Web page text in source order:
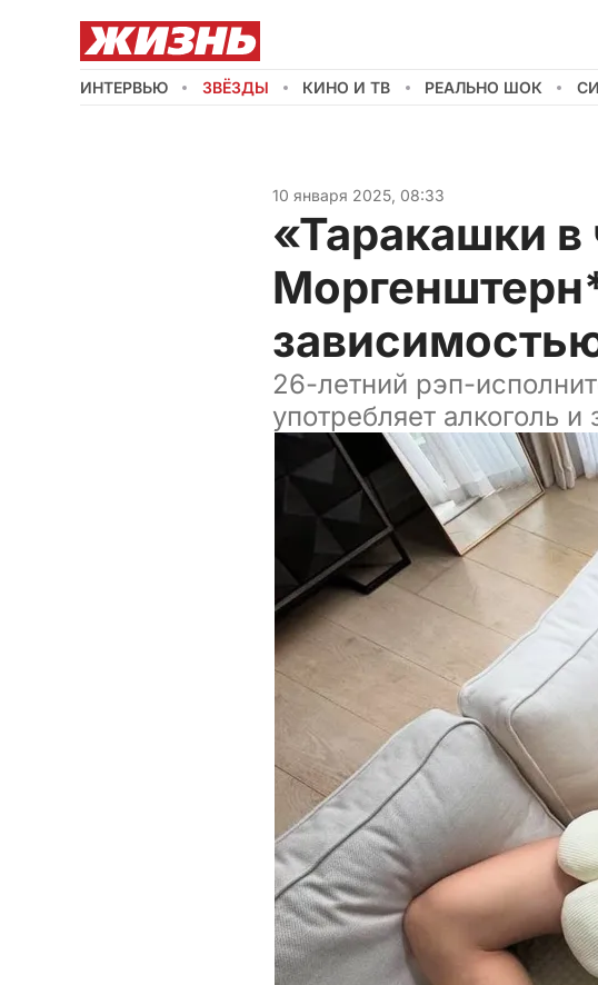
ИНТЕРВЬЮ ЗВЁЗДЫ КИНО И ТВ РЕАЛЬНО ШОК
10 января 2025, 08:33
«Таракашки
26-летний рэп-
употребляет алкоголь